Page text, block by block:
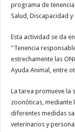
programa de
Salud, Discapacidad
Esta actividad se da
"Tenencia
estrechamente las
Ayuda Animal, entre
La tarea promueve la
zoonóticas, mediante
diferentes medidas
veterinarios y